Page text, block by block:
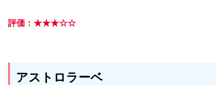
評価：★★★☆☆
アストロラーベ